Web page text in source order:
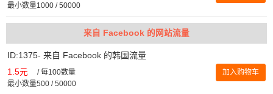
最小数量1000 / 50000
来自 Facebook 的网站流量
ID:1375- 来自 Facebook 的韩国流量
1.5元 /每100数量
最小数量500 / 50000
加入购物车